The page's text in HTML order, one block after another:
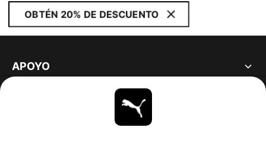
OBTÉN 20% DE DESCUENTO
APOYO